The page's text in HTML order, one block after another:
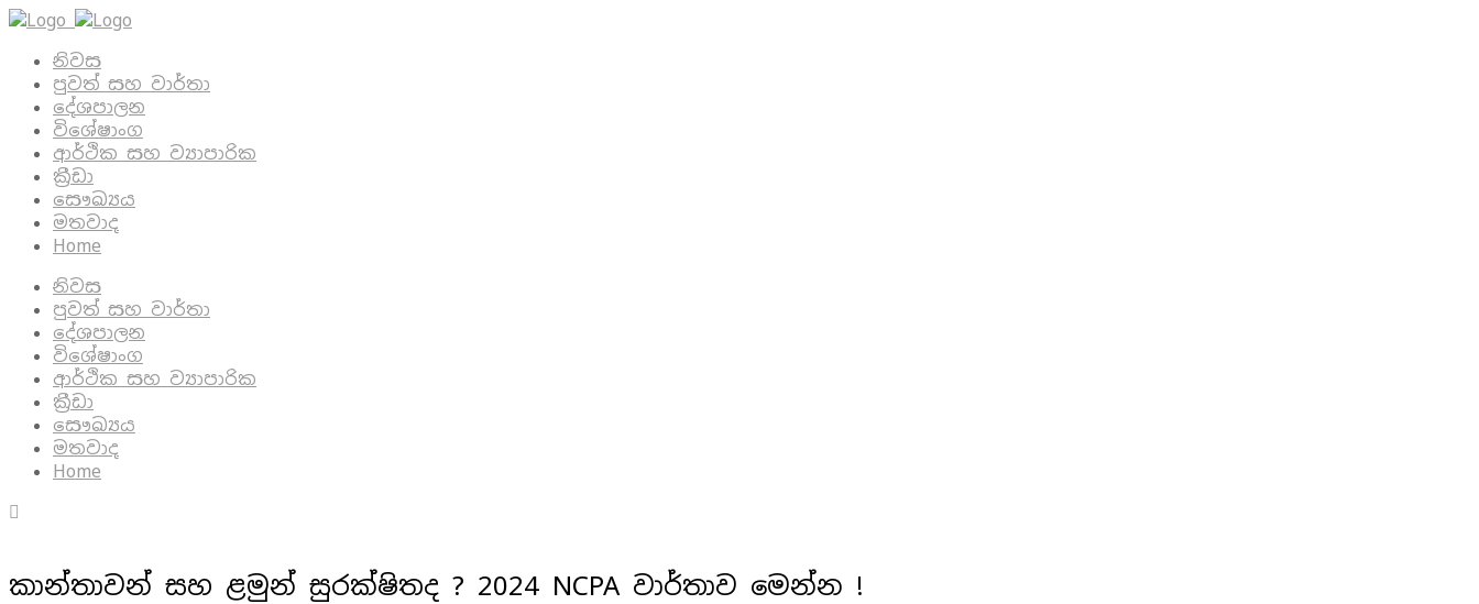
නිවස
පුවත් සහ වාර්තා
දේශපාලන
විශේෂාංග
ආර්ථික සහ ව්‍යාපාරික
ක්‍රීඩා
සෞඛ්‍යය
මතවාද
Home
නිවස
පුවත් සහ වාර්තා
දේශපාලන
විශේෂාංග
ආර්ථික සහ ව්‍යාපාරික
ක්‍රීඩා
සෞඛ්‍යය
මතවාද
Home
කාන්තාවන් සහ ළමුන් සුරක්ෂිතද ? 2024 NCPA වාර්තාව මෙන්න !